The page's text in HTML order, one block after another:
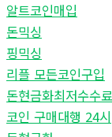
알트코인매입
돈믹싱
핑믹싱
리플 모든코인구입
돈현금화최저수수료
코인 구매대행 24시